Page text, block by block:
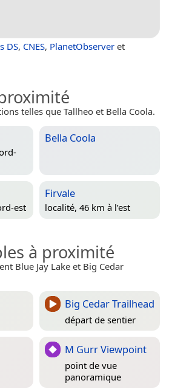
DS, CNES, PlanetObserver et
telles que Tallheo et Bella Coola.
Bella Coola
est
Firvale
localité, 46 km à l’est
à proximité
Blue Jay Lake et Big Cedar
Big Cedar Trailhead
départ de sentier
M Gurr Viewpoint
point de vue
panoramique